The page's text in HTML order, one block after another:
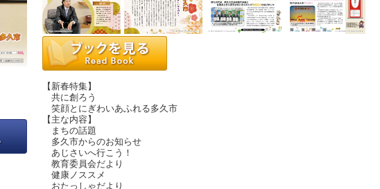
【新春特集】
共に創ろう
笑顔とにぎわいあふれる多久市
【主な内容】
まちの話題
多久市からのお知らせ
あじさいへ行こう！
教育委員会だより
健康ノススメ
おたっしゃだより